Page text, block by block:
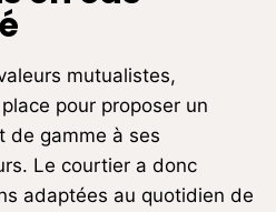
mutualistes,
pour proposer un
de gamme à ses
Le courtier a donc
adaptées au quotidien de